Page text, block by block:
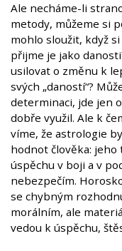
Ale necháme-li
metody, můžeme si
mohlo sloužit, když
přijme je jako
usilovat o změnu k
svých „daností“?
determinaci, jde jen
dobře využil. Ale k
víme, že astrologie
hodnot člověka:
úspěchu v boji a v
nebezpečím.
se chybným
morálním, ale
vedou k úspěchu,